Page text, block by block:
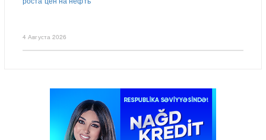
4 Августа 2026